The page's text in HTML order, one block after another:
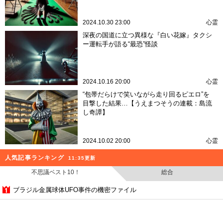
2024.10.30 23:00 心霊
深夜の国道に立つ異様な『白い花嫁』タクシ
ー運転手が語る“最恐”怪談
2024.10.16 20:00 心霊
“包帯だらけで笑いながら走り回るピエロ”を
目撃した結果…【うえまつそうの連載：島流
し奇譚】
2024.10.02 20:00 心霊
人気記事ランキング 11:35更新
不思議ベスト10！ 総合
ブラジル金属球体UFO事件の機密ファイル